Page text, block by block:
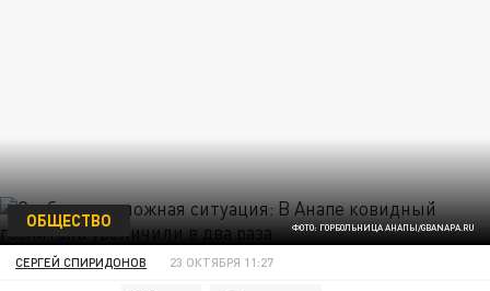
ФОТО: ГОРБОЛЬНИЦА АНАПЫ/GBANAPA.RU
ОБЩЕСТВО
СЕРГЕЙ СПИРИДОНОВ 23 ОКТЯБРЯ 11:27